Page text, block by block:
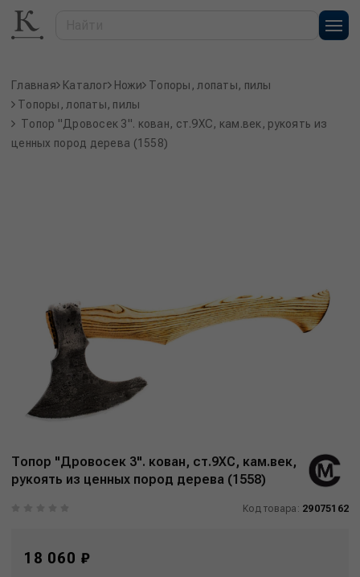
Главная Каталог Ножи Топоры, лопаты, пилы
Топоры, лопаты, пилы
Топор "Дровосек 3". кован, ст.9ХС, кам.век, рукоять из
ценных пород дерева (1558)
Топор "Дровосек 3". кован, ст.9ХС, кам.век,
рукоять из ценных пород дерева (1558)
Код товара: 29075162
18 060 ₽